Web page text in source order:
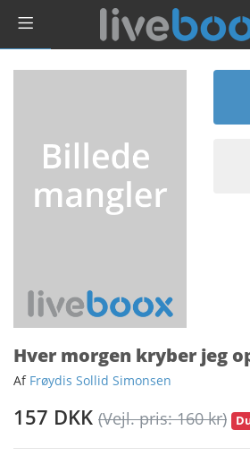
Hver morgen kryber jeg
Af Frøydis Sollid Simonsen
157 DKK (Vejl. pris: 160 kr)